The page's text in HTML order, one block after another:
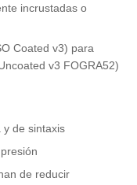
incrustadas o
Coated v3) para
v3 FOGRA52)
y de sintaxis
de reducir